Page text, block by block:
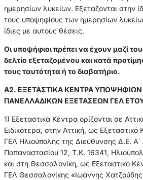
ημερησίων λυκείων. Εξετάζονται στην
τους υποψηφίους των ημερησίων λυκείων
ίδιες με αυτούς θέσεις.
Οι υποψήφιοι πρέπει να έχουν μαζί
δελτίο εξεταζομένου και κατά
τους ταυτότητα ή το διαβατήριο.
Α2. ΕΞΕΤΑΣΤΙΚΑ ΚΕΝΤΡΑ
ΠΑΝΕΛΛΑΔΙΚΩΝ ΕΞΕΤΑΣΕΩΝ ΓΕΛ
1) Εξεταστικά Κέντρα ορίζονται σε
Ειδικότερα, στην Αττική, ως Εξεταστικό
ΓΕΛ Ηλιούπολης της Διεύθυνσης Δ.Ε.
Παπαναστασίου 12, Τ.Κ. 16341,
και στη Θεσσαλονίκη, ως Εξεταστικό
ΓΕΛ Θεσσαλονίκης «Ιωάννης